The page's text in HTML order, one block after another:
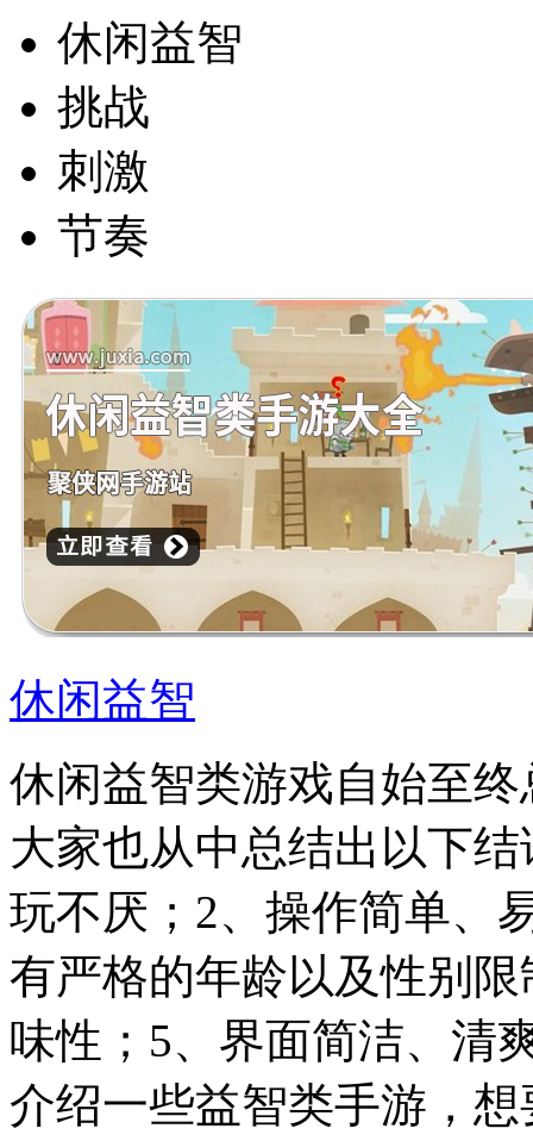
休闲益智
挑战
刺激
节奏
休闲益智
休闲益智类游戏自始至
大家也从中总结出以下
玩不厌；2、操作简单、
有严格的年龄以及性别
味性；5、界面简洁、清
介绍一些益智类手游，